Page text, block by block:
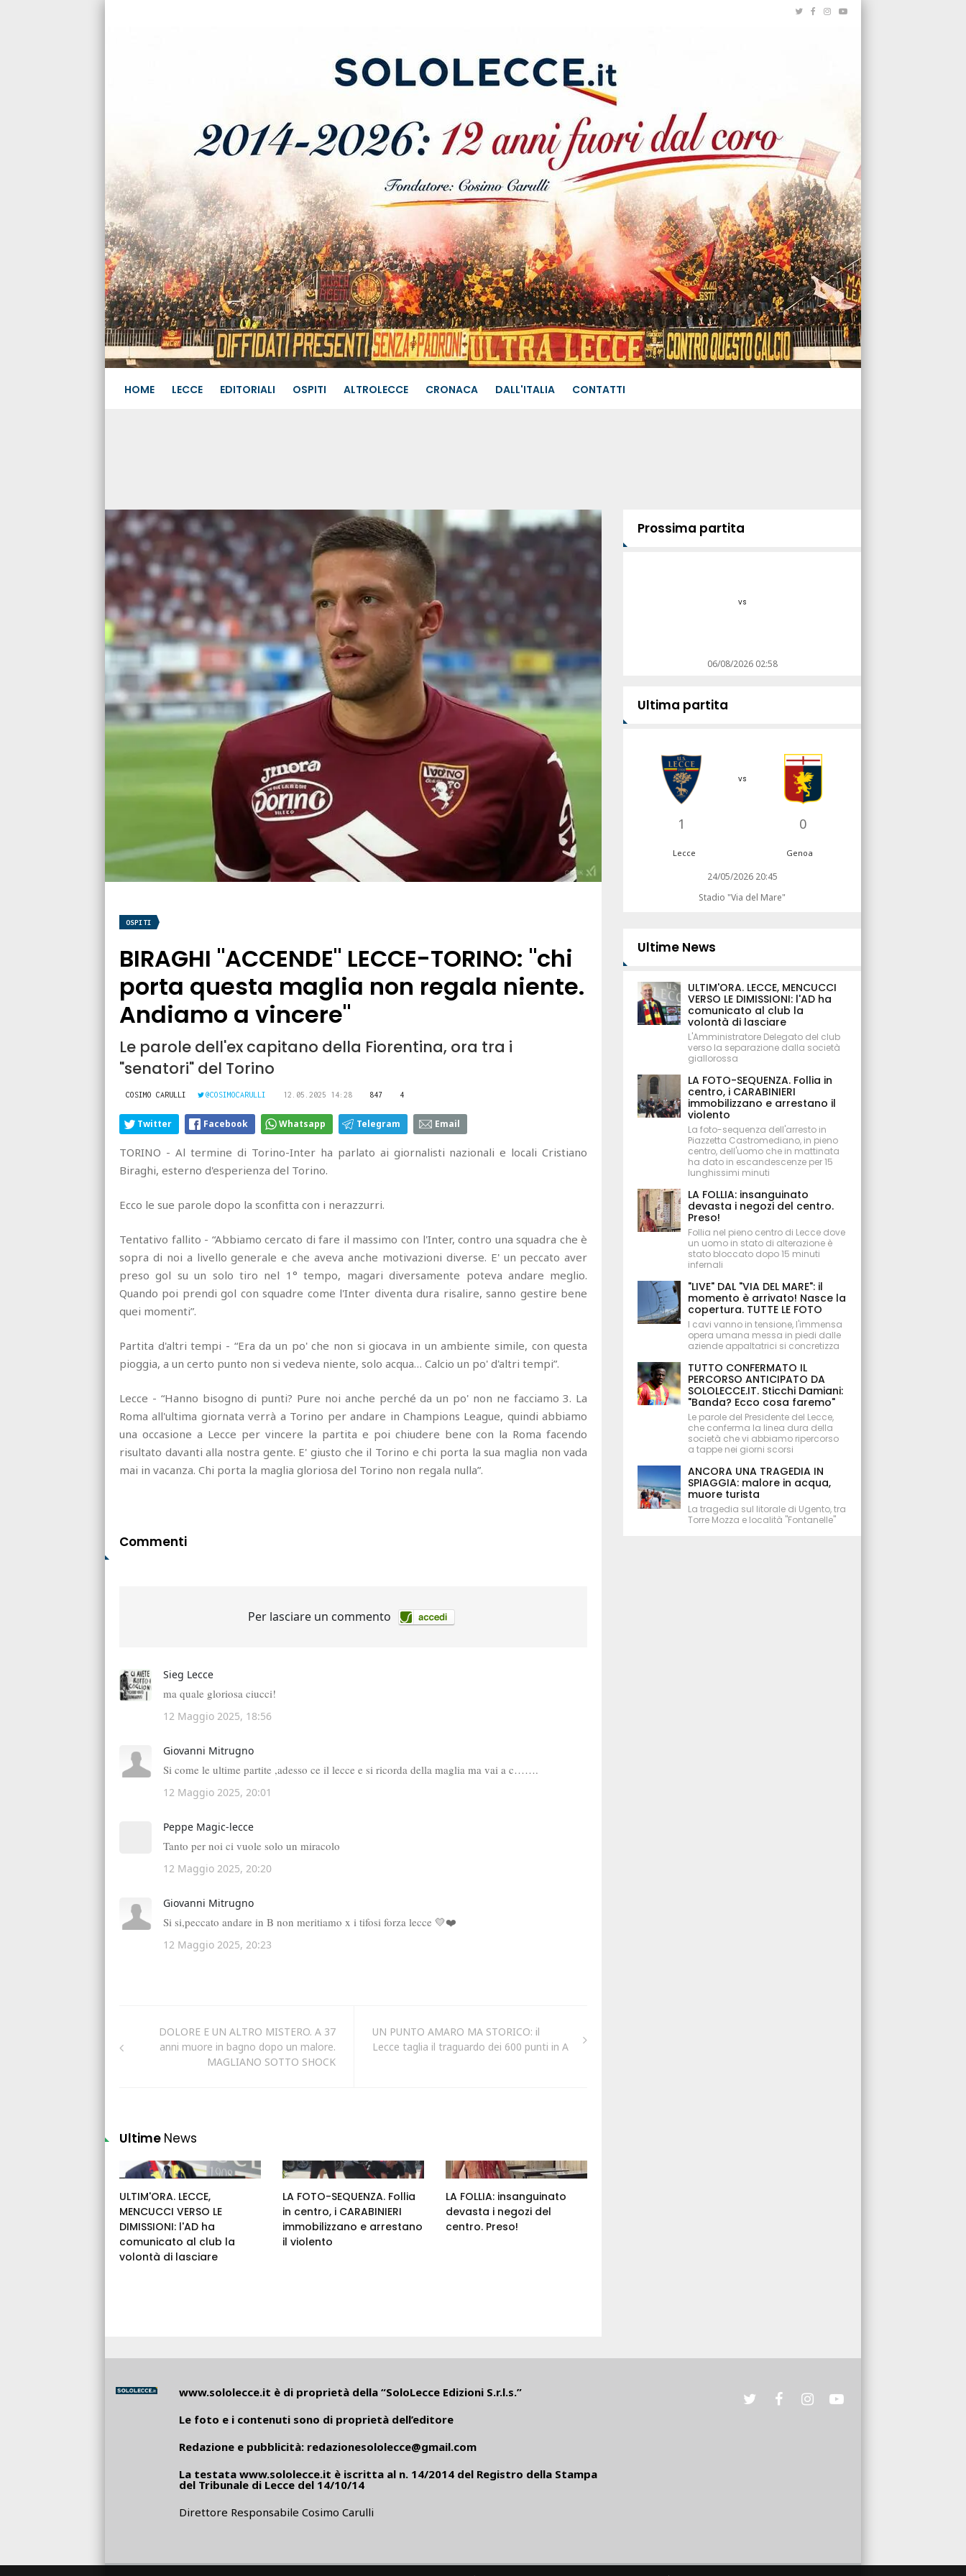
HOME LECCE EDITORIALI OSPITI ALTROLECCE CRONACA DALL'ITALIA CONTATTI
OSPITI
BIRAGHI "ACCENDE" LECCE-TORINO: "chi
porta questa maglia non regala niente.
Andiamo a vincere"
Le parole dell'ex capitano della Fiorentina, ora tra i
"senatori" del Torino
COSIMO CARULLI @COSIMOCARULLI 12.05.2025 14:28 847 4
Twitter Facebook Whatsapp Telegram Email
TORINO - Al termine di Torino-Inter ha parlato ai giornalisti nazionali e locali Cristiano
Biraghi, esterno d'esperienza del Torino.
Ecco le sue parole dopo la sconfitta con i nerazzurri.
Tentativo fallito - “Abbiamo cercato di fare il massimo con l'Inter, contro una squadra che è
sopra di noi a livello generale e che aveva anche motivazioni diverse. E' un peccato aver
preso gol su un solo tiro nel 1° tempo, magari diversamente poteva andare meglio.
Quando poi prendi gol con squadre come l'Inter diventa dura risalire, sanno gestire bene
quei momenti”.
Partita d'altri tempi - “Era da un po' che non si giocava in un ambiente simile, con questa
pioggia, a un certo punto non si vedeva niente, solo acqua… Calcio un po' d'altri tempi”.
Lecce - “Hanno bisogno di punti? Pure noi anche perché da un po' non ne facciamo 3. La
Roma all'ultima giornata verrà a Torino per andare in Champions League, quindi abbiamo
una occasione a Lecce per vincere la partita e poi chiudere bene con la Roma facendo
risultato davanti alla nostra gente. E' giusto che il Torino e chi porta la sua maglia non vada
mai in vacanza. Chi porta la maglia gloriosa del Torino non regala nulla”.
Commenti
DOLORE E UN ALTRO MISTERO. A 37
anni muore in bagno dopo un malore.
MAGLIANO SOTTO SHOCK
UN PUNTO AMARO MA STORICO: il
Lecce taglia il traguardo dei 600 punti in A
Ultime News
ULTIM'ORA. LECCE,
MENCUCCI VERSO LE
DIMISSIONI: l'AD ha
comunicato al club la
volontà di lasciare
LA FOTO-SEQUENZA. Follia
in centro, i CARABINIERI
immobilizzano e arrestano
il violento
LA FOLLIA: insanguinato
devasta i negozi del
centro. Preso!
Prossima partita
vs
06/08/2026 02:58
Ultima partita
1
vs
0
Lecce Genoa
24/05/2026 20:45
Stadio "Via del Mare"
Ultime News
ULTIM'ORA. LECCE, MENCUCCI
VERSO LE DIMISSIONI: l'AD ha
comunicato al club la
volontà di lasciare
L'Amministratore Delegato del club
verso la separazione dalla società
giallorossa
LA FOTO-SEQUENZA. Follia in
centro, i CARABINIERI
immobilizzano e arrestano il
violento
La foto-sequenza dell'arresto in
Piazzetta Castromediano, in pieno
centro, dell'uomo che in mattinata
ha dato in escandescenze per 15
lunghissimi minuti
LA FOLLIA: insanguinato
devasta i negozi del centro.
Preso!
Follia nel pieno centro di Lecce dove
un uomo in stato di alterazione è
stato bloccato dopo 15 minuti
infernali
"LIVE" DAL "VIA DEL MARE": il
momento è arrivato! Nasce la
copertura. TUTTE LE FOTO
I cavi vanno in tensione, l'immensa
opera umana messa in piedi dalle
aziende appaltatrici si concretizza
TUTTO CONFERMATO IL
PERCORSO ANTICIPATO DA
SOLOLECCE.IT. Sticchi Damiani:
"Banda? Ecco cosa faremo"
Le parole del Presidente del Lecce,
che conferma la linea dura della
società che vi abbiamo ripercorso
a tappe nei giorni scorsi
ANCORA UNA TRAGEDIA IN
SPIAGGIA: malore in acqua,
muore turista
La tragedia sul litorale di Ugento, tra
Torre Mozza e località "Fontanelle"
www.sololecce.it è di proprietà della “SoloLecce Edizioni S.r.l.s.”
Le foto e i contenuti sono di proprietà dell’editore
Redazione e pubblicità: redazionesololecce@gmail.com
La testata www.sololecce.it è iscritta al n. 14/2014 del Registro della Stampa
del Tribunale di Lecce del 14/10/14
Direttore Responsabile Cosimo Carulli